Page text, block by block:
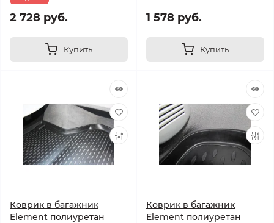
2 728 руб.
Купить
1 578 руб.
Купить
Коврик в багажник
Element полиуретан
Коврик в багажник
Element полиуретан